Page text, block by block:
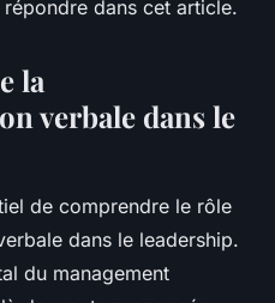
dans cet article.
la
verbale dans le
de comprendre le rôle
dans le leadership.
du management